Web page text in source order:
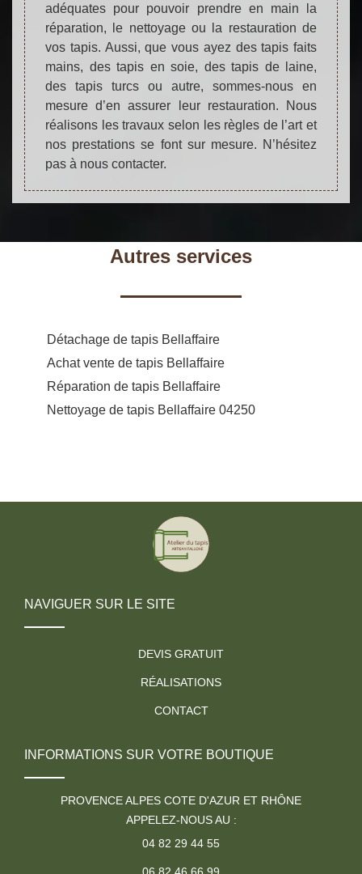
adéquates pour pouvoir prendre en main la
réparation, le nettoyage ou la restauration de
vos tapis. Aussi, que vous ayez des tapis faits
mains, des tapis en soie, des tapis de laine,
des tapis turcs ou autre, sommes-nous en
mesure d’en assurer leur restauration. Nous
réalisons les travaux selon les règles de l’art et
nos prestations se font sur mesure. N’hésitez
pas à nous contacter.
Autres services
Détachage de tapis Bellaffaire
Achat vente de tapis Bellaffaire
Réparation de tapis Bellaffaire
Nettoyage de tapis Bellaffaire 04250
NAVIGUER SUR LE SITE
DEVIS GRATUIT
RÉALISATIONS
CONTACT
INFORMATIONS SUR VOTRE BOUTIQUE
PROVENCE ALPES COTE D'AZUR ET RHÔNE
APPELEZ-NOUS AU :
04 82 29 44 55
06 82 46 66 99